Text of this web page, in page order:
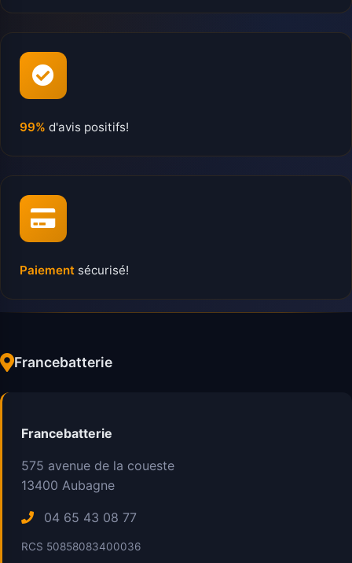
99% d'avis positifs!
Paiement sécurisé!
Francebatterie
Francebatterie
575 avenue de la coueste
13400 Aubagne
04 65 43 08 77
RCS 50858083400036